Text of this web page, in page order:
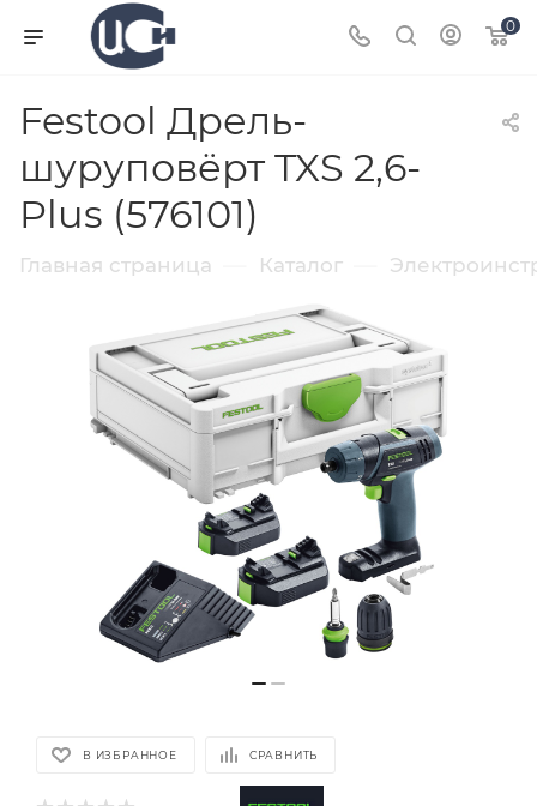
0
Festool Дрель-
шуруповёрт TXS 2,6-
Plus (576101)
Главная страница Каталог
В ИЗБРАННОЕ СРАВНИТЬ